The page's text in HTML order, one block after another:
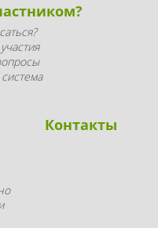
Контакты